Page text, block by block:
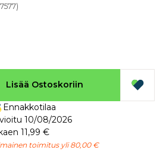
)
Lisää Ostoskoriin
Ennakkotilaa
10/08/2026
11,99 €
toimitus yli 80,00 €